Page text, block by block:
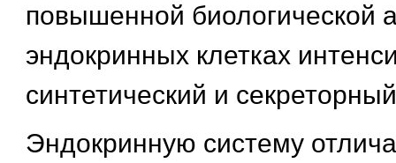
повышенной биологической
эндокринных клетках
синтетический и
Эндокринную систему